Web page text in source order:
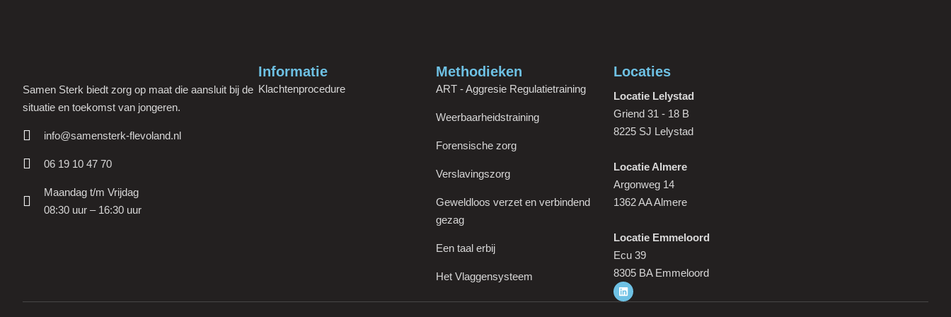
Samen Sterk biedt zorg op maat die aansluit bij de
situatie en toekomst van jongeren.
info@samensterk-flevoland.nl
06 19 10 47 70
Maandag t/m Vrijdag
08:30 uur – 16:30 uur
Informatie
Klachtenprocedure
Methodieken
ART - Aggresie Regulatietraining
Weerbaarheidstraining
Forensische zorg
Verslavingszorg
Geweldloos verzet en verbindend
gezag
Een taal erbij
Het Vlaggensysteem
Locaties
Locatie Lelystad
Griend 31 - 18 B
8225 SJ Lelystad
Locatie Almere
Argonweg 14
1362 AA Almere
Locatie Emmeloord
Ecu 39
8305 BA Emmeloord